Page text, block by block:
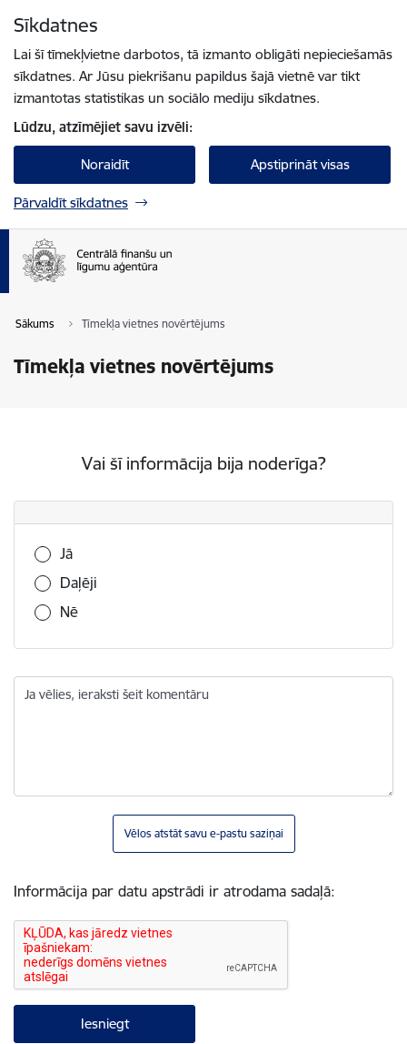
Sīkdatnes
Lai šī tīmekļvietne darbotos, tā izmanto obligāti nepieciešamās
sīkdatnes. Ar Jūsu piekrišanu papildus šajā vietnē var tikt
izmantotas statistikas un sociālo mediju sīkdatnes.
Lūdzu, atzīmējiet savu izvēli:
Noraidīt Apstiprināt visas
Pārvaldīt sīkdatnes
Sākums Tīmekļa vietnes novērtējums
Tīmekļa vietnes novērtējums
Vai šī informācija bija noderīga?
Vai šī informācija bija noderīga?
Jā
Daļēji
Nē
Ja vēlies, ieraksti šeit komentāru
Vēlos atstāt savu e-pastu saziņai
Informācija par datu apstrādi ir atrodama sadaļā: